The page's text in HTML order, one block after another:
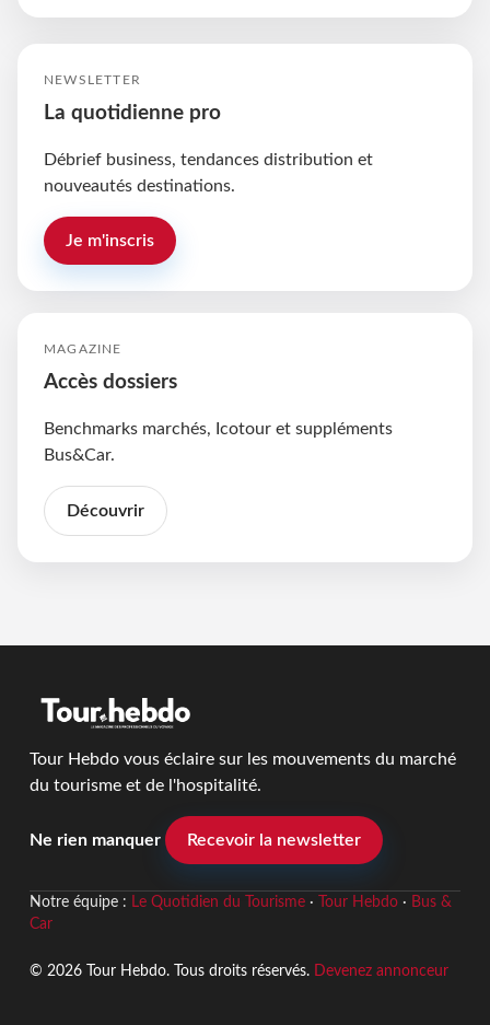
NEWSLETTER
La quotidienne pro
Débrief business, tendances distribution et
nouveautés destinations.
Je m'inscris
MAGAZINE
Accès dossiers
Benchmarks marchés, Icotour et suppléments
Bus&Car.
Découvrir
Tour Hebdo vous éclaire sur les mouvements du marché
du tourisme et de l'hospitalité.
Ne rien manquer Recevoir la newsletter
Notre équipe : Le Quotidien du Tourisme· Tour Hebdo· Bus &
Car
© 2026 Tour Hebdo. Tous droits réservés. Devenez annonceur